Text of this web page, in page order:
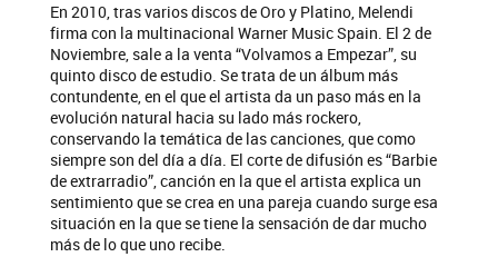
En 2010, tras varios discos de Oro y Platino, Melendi
firma con la multinacional Warner Music Spain. El 2 de
Noviembre, sale a la venta “Volvamos a Empezar”, su
quinto disco de estudio. Se trata de un álbum más
contundente, en el que el artista da un paso más en la
evolución natural hacia su lado más rockero,
conservando la temática de las canciones, que como
siempre son del día a día. El corte de difusión es “Barbie
de extrarradio”, canción en la que el artista explica un
sentimiento que se crea en una pareja cuando surge esa
situación en la que se tiene la sensación de dar mucho
más de lo que uno recibe.